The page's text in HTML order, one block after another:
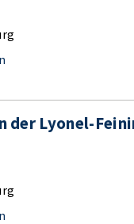
der Lyonel-